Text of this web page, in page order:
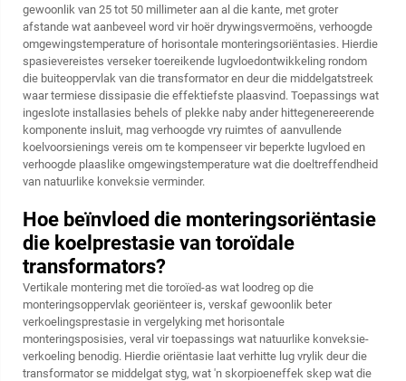
gewoonlik van 25 tot 50 millimeter aan al die kante, met groter
afstande wat aanbeveel word vir hoër drywingsvermoëns, verhoogde
omgewingstemperature of horisontale monteringsoriëntasies. Hierdie
spasievereistes verseker toereikende lugvloedontwikkeling rondom
die buiteoppervlak van die transformator en deur die middelgatstreek
waar termiese dissipasie die effektiefste plaasvind. Toepassings wat
ingeslote installasies behels of plekke naby ander hittegenereerende
komponente insluit, mag verhoogde vry ruimtes of aanvullende
koelvoorsienings vereis om te kompenseer vir beperkte lugvloed en
verhoogde plaaslike omgewingstemperature wat die doeltreffendheid
van natuurlike konveksie verminder.
Hoe beïnvloed die monteringsoriëntasie
die koelprestasie van toroïdale
transformators?
Vertikale montering met die toroïed-as wat loodreg op die
monteringsoppervlak georiënteer is, verskaf gewoonlik beter
verkoelingsprestasie in vergelyking met horisontale
monteringsposisies, veral vir toepassings wat natuurlike konveksie-
verkoeling benodig. Hierdie oriëntasie laat verhitte lug vrylik deur die
transformator se middelgat styg, wat 'n skorpioeneffek skep wat die